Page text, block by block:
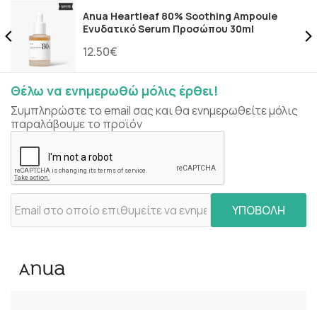
Anua Heartleaf 80% Soothing Ampoule
Ενυδατικό Serum Προσώπου 30ml
12.50€
Θέλω να ενημερωθώ μόλις έρθει!
Συμπληρώστε το email σας και θα ενημερωθείτε μόλις
παραλάβουμε το προϊόν
ΥΠΟΒΟΛΗ